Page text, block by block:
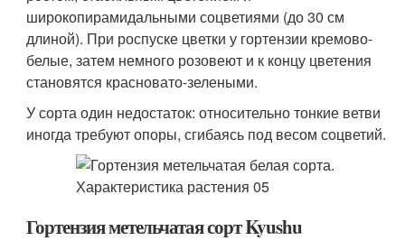
широкопирамидальными соцветиями (до 30 см
длиной). При роспуске цветки у гортензии кремово-
белые, затем немного розовеют и к концу цветения
становятся красновато-зелеными.
У сорта один недостаток: относительно тонкие ветви
иногда требуют опоры, сгибаясь под весом соцветий.
Гортензия метельчатая сорт Kyushu